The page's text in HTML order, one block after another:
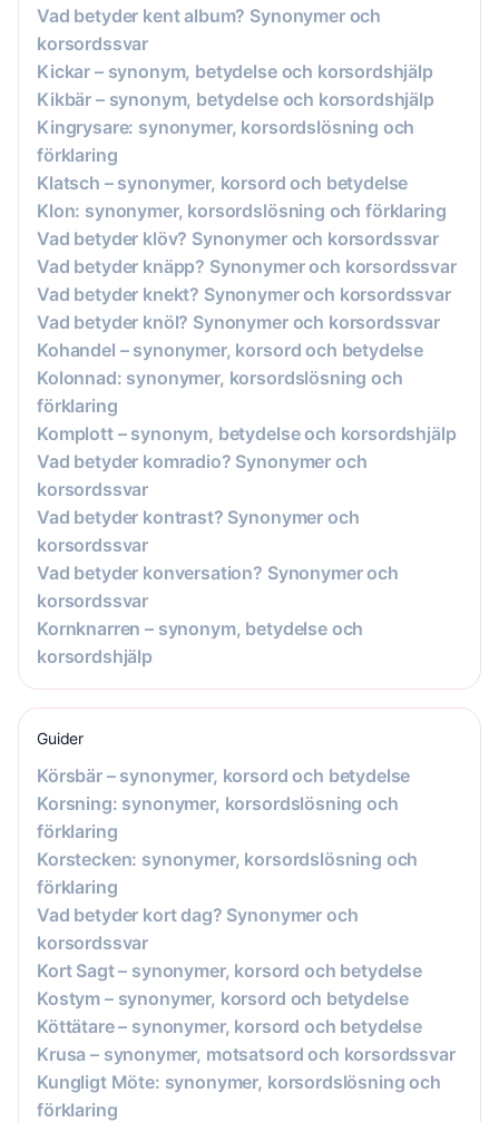
Vad betyder kent album? Synonymer och
korsordssvar
Kickar – synonym, betydelse och korsordshjälp
Kikbär – synonym, betydelse och korsordshjälp
Kingrysare: synonymer, korsordslösning och
förklaring
Klatsch – synonymer, korsord och betydelse
Klon: synonymer, korsordslösning och förklaring
Vad betyder klöv? Synonymer och korsordssvar
Vad betyder knäpp? Synonymer och korsordssvar
Vad betyder knekt? Synonymer och korsordssvar
Vad betyder knöl? Synonymer och korsordssvar
Kohandel – synonymer, korsord och betydelse
Kolonnad: synonymer, korsordslösning och
förklaring
Komplott – synonym, betydelse och korsordshjälp
Vad betyder komradio? Synonymer och
korsordssvar
Vad betyder kontrast? Synonymer och
korsordssvar
Vad betyder konversation? Synonymer och
korsordssvar
Kornknarren – synonym, betydelse och
korsordshjälp
Guider
Körsbär – synonymer, korsord och betydelse
Korsning: synonymer, korsordslösning och
förklaring
Korstecken: synonymer, korsordslösning och
förklaring
Vad betyder kort dag? Synonymer och
korsordssvar
Kort Sagt – synonymer, korsord och betydelse
Kostym – synonymer, korsord och betydelse
Köttätare – synonymer, korsord och betydelse
Krusa – synonymer, motsatsord och korsordssvar
Kungligt Möte: synonymer, korsordslösning och
förklaring